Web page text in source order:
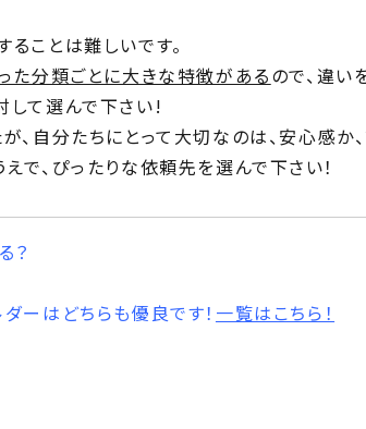
ことは難しいです。
た分類ごとに大きな特徴があるので、違い
して選んで下さい!
、自分たちにとって大切なのは、安心感か
、ぴったりな依頼先を選んで下さい！
？
ーはどちらも優良です！ 一覧はこちら！